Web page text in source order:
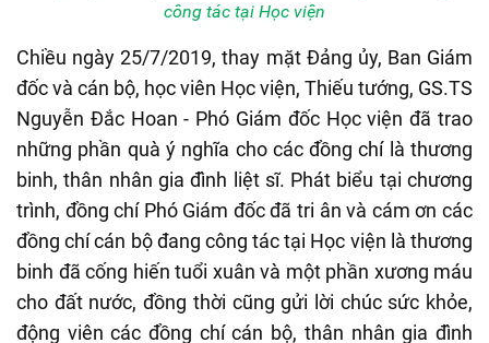
công tác tại Học viện
Chiều ngày 25/7/2019, thay mặt Đảng ủy, Ban Giám
đốc và cán bộ, học viên Học viện, Thiếu tướng, GS.TS
Nguyễn Đắc Hoan - Phó Giám đốc Học viện đã trao
những phần quà ý nghĩa cho các đồng chí là thương
binh, thân nhân gia đình liệt sĩ. Phát biểu tại chương
trình, đồng chí Phó Giám đốc đã tri ân và cám ơn các
đồng chí cán bộ đang công tác tại Học viện là thương
binh đã cống hiến tuổi xuân và một phần xương máu
cho đất nước, đồng thời cũng gửi lời chúc sức khỏe,
động viên các đồng chí cán bộ, thân nhân gia đình